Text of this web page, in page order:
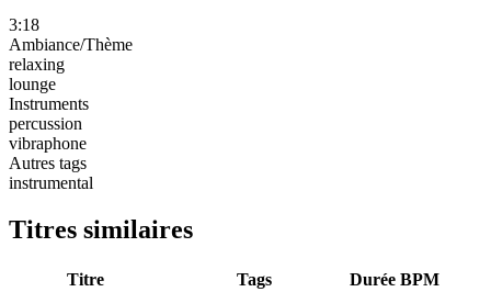
3:18
Ambiance/Thème
relaxing
lounge
Instruments
percussion
vibraphone
Autres tags
instrumental
Titres similaires
Titre Tags Durée BPM